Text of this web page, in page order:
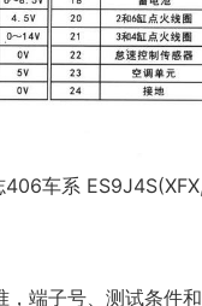
406车系
端子号、测试条件